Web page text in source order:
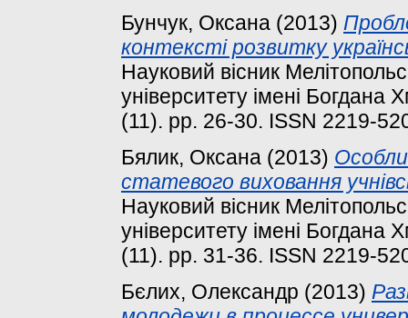
Бунчук, Оксана (2013)
контексті розвитку
Науковий вісник
університету імені Богдана
(11). pp. 26-30. ISSN 2219-
Бялик, Оксана (2013)
статевого виховання
Науковий вісник
університету імені Богдана
(11). pp. 31-36. ISSN 2219-
Бєлих, Олександр (2013)